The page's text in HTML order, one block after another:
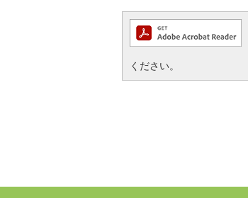
ください。